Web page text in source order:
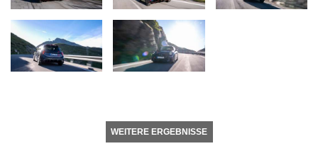
WEITERE ERGEBNISSE